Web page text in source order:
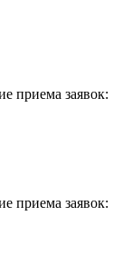
приема заявок:
приема заявок: